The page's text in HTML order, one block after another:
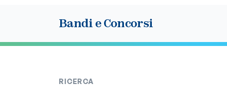
Bandi e Concorsi
RICERCA